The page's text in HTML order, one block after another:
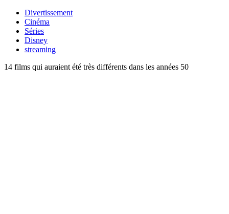
Divertissement
Cinéma
Séries
Disney
streaming
14 films qui auraient été très différents dans les années 50